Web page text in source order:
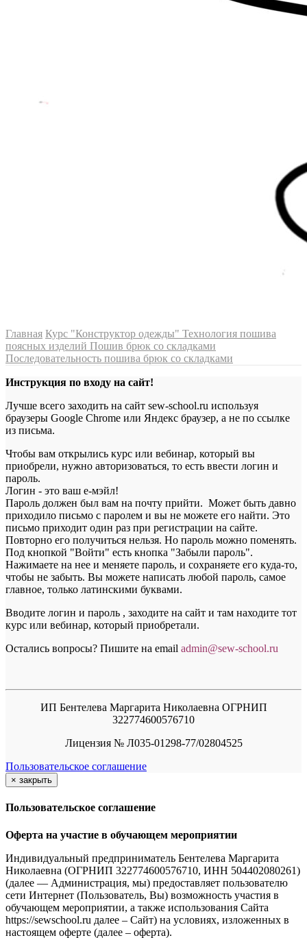
Главная Курс "Конструктор одежды" Технология пошива
поясных изделий Пошив брюк со складками
Последовательность пошива брюк со складками
Инструкция по входу на сайт!
Лучше всего заходить на сайт sew-school.ru используя
браузеры Google Chrome или Яндекс браузер, а не по ссылке
из письма.
Чтобы вам открылись курс или вебинар, который вы
приобрели, нужно авторизоваться, то есть ввести логин и
пароль.
Логин - это ваш е-мэйл!
Пароль должен был вам на почту прийти. Может быть давно
приходило письмо с паролем и вы не можете его найти. Это
письмо приходит один раз при регистрации на сайте.
Повторно его получиться нельзя. Но пароль можно поменять.
Под кнопкой "Войти" есть кнопка "Забыли пароль".
Нажимаете на нее и меняете пароль, и сохраняете его куда-то,
чтобы не забыть. Вы можете написать любой пароль, самое
главное, только латинскими буквами.
Вводите логин и пароль , заходите на сайт и там находите тот
курс или вебинар, который приобретали.
Остались вопросы? Пишите на email admin@sew-school.ru
ИП Бентелева Маргарита Николаевна ОГРНИП
322774600576710
Лицензия № Л035-01298-77/02804525
Пользовательское соглашение
× закрыть
Пользовательское соглашение
Оферта на участие в обучающем мероприятии
Индивидуальный предприниматель Бентелева Маргарита
Николаевна (ОГРНИП 322774600576710, ИНН 504402080261)
(далее — Администрация, мы) предоставляет пользователю
сети Интернет (Пользователь, Вы) возможность участия в
обучающем мероприятии, а также использования Сайта
https://sewschool.ru далее – Сайт) на условиях, изложенных в
настоящем оферте (далее – оферта).